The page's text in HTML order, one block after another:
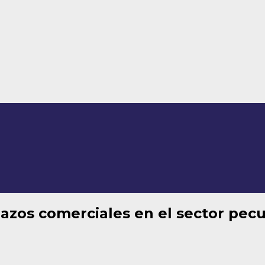
comerciales en el sector